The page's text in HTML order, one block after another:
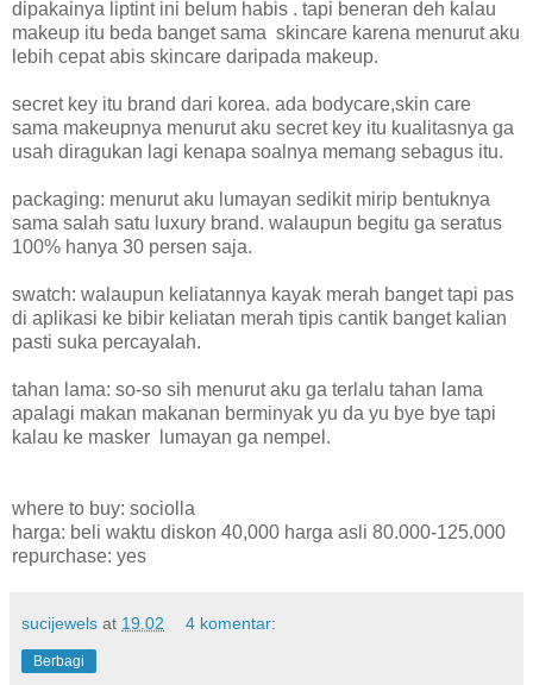
dipakainya liptint ini belum habis . tapi beneran deh kalau
makeup itu beda banget sama skincare karena menurut aku
lebih cepat abis skincare daripada makeup.
secret key itu brand dari korea. ada bodycare,skin care
sama makeupnya menurut aku secret key itu kualitasnya ga
usah diragukan lagi kenapa soalnya memang sebagus itu.
packaging: menurut aku lumayan sedikit mirip bentuknya
sama salah satu luxury brand. walaupun begitu ga seratus
100% hanya 30 persen saja.
swatch: walaupun keliatannya kayak merah banget tapi pas
di aplikasi ke bibir keliatan merah tipis cantik banget kalian
pasti suka percayalah.
tahan lama: so-so sih menurut aku ga terlalu tahan lama
apalagi makan makanan berminyak yu da yu bye bye tapi
kalau ke masker lumayan ga nempel.
where to buy: sociolla
harga: beli waktu diskon 40,000 harga asli 80.000-125.000
repurchase: yes
sucijewels at 19.02 4 komentar:
Berbagi